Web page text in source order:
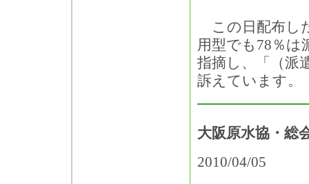
この日配布し
用型でも78％は
指摘し、「（派
訴えています。
大阪原水協・総
2010/04/05